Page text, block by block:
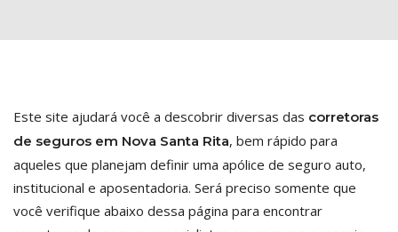
Este site ajudará você a descobrir diversas das corretoras
de seguros em Nova Santa Rita, bem rápido para
aqueles que planejam definir uma apólice de seguro auto,
institucional e aposentadoria. Será preciso somente que
você verifique abaixo dessa página para encontrar